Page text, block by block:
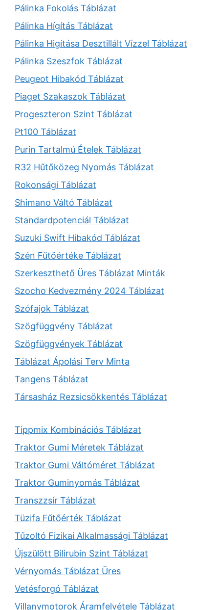
Pálinka Fokolás Táblázat
Pálinka Hígítás Táblázat
Pálinka Higítása Desztillált Vízzel Táblázat
Pálinka Szeszfok Táblázat
Peugeot Hibakód Táblázat
Piaget Szakaszok Táblázat
Progeszteron Szint Táblázat
Pt100 Táblázat
Purin Tartalmú Ételek Táblázat
R32 Hűtőközeg Nyomás Táblázat
Rokonsági Táblázat
Shimano Váltó Táblázat
Standardpotenciál Táblázat
Suzuki Swift Hibakód Táblázat
Szén Fűtőértéke Táblázat
Szerkeszthető Üres Táblázat Minták
Szocho Kedvezmény 2024 Táblázat
Szófajok Táblázat
Szögfüggvény Táblázat
Szögfüggvények Táblázat
Táblázat Ápolási Terv Minta
Tangens Táblázat
Társasház Rezsicsökkentés Táblázat
Tippmix Kombinációs Táblázat
Traktor Gumi Méretek Táblázat
Traktor Gumi Váltóméret Táblázat
Traktor Guminyomás Táblázat
Transzzsír Táblázat
Tüzifa Fűtőérték Táblázat
Tűzoltó Fizikai Alkalmassági Táblázat
Újszülött Bilirubin Szint Táblázat
Vérnyomás Táblázat Üres
Vetésforgó Táblázat
Villanymotorok Áramfelvétele Táblázat